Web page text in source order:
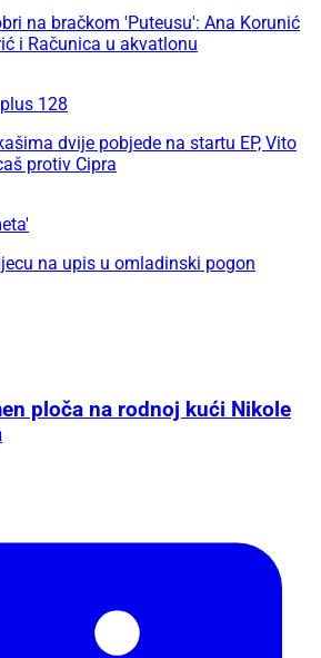
na bračkom 'Puteusu': Ana Korunić
i Računica u akvatlonu
128
dvije pobjede na startu EP, Vito
protiv Cipra
na upis u omladinski pogon
ploča na rodnoj kući Nikole